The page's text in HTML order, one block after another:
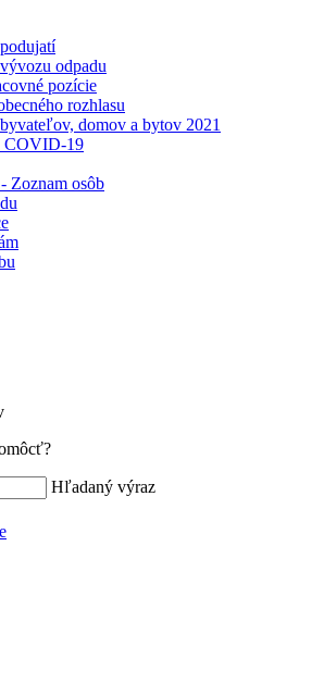
odpadu
pozície
rozhlasu
domov a bytov 2021
COVID-19
Zoznam osôb
Hľadaný výraz